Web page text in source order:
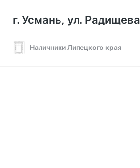
г. Усмань, ул. Радищева
Наличники Липецкого края